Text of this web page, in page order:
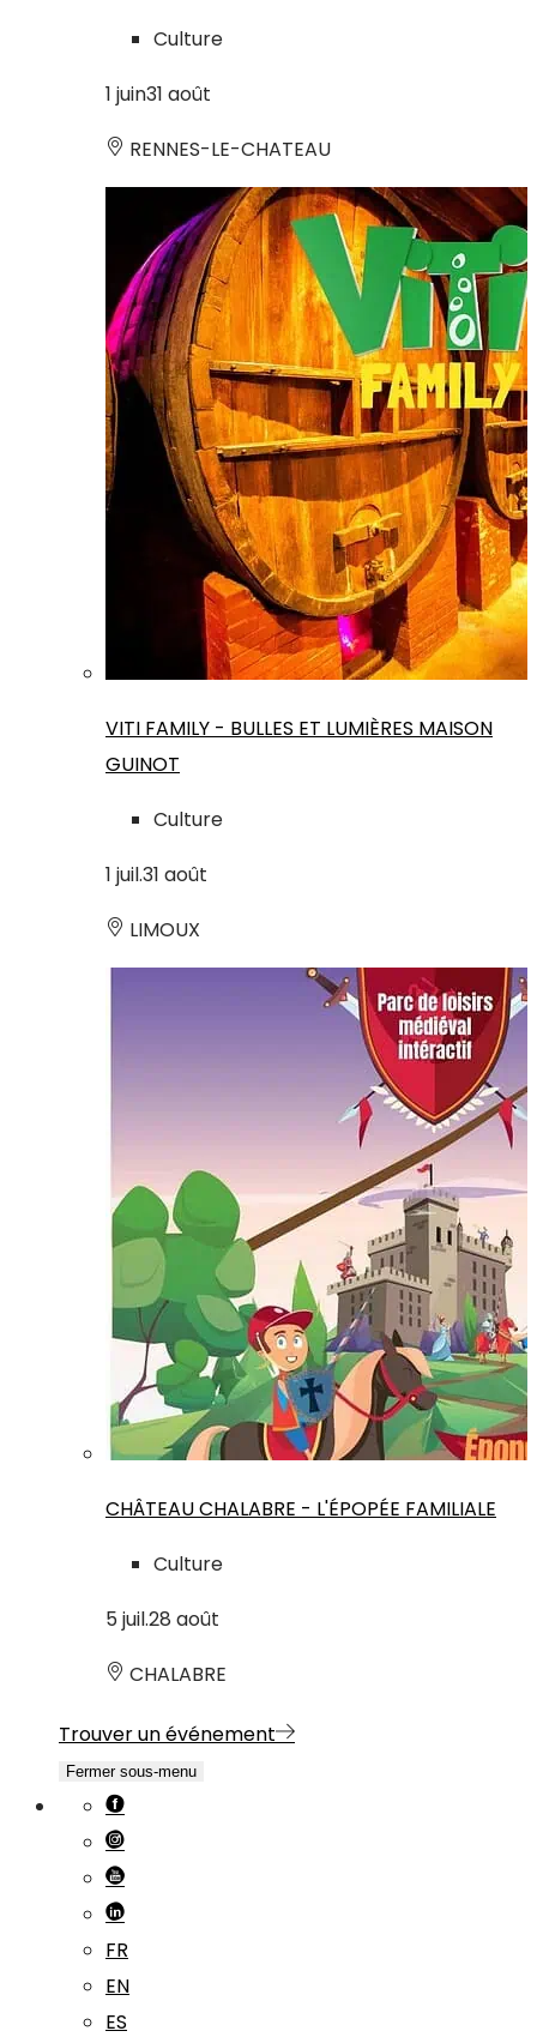
Culture
1 juin31 août
RENNES-LE-CHATEAU
VITI FAMILY - BULLES ET LUMIÈRES MAISON
GUINOT
Culture
1 juil.31 août
LIMOUX
CHÂTEAU CHALABRE - L'ÉPOPÉE FAMILIALE
Culture
5 juil.28 août
CHALABRE
Trouver un événement
Fermer sous-menu
FR
EN
ES